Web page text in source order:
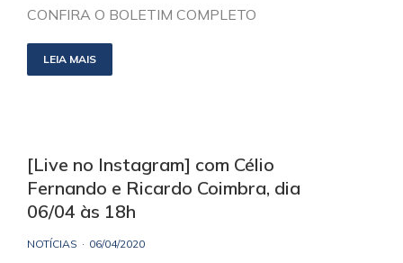
CONFIRA O BOLETIM COMPLETO
LEIA MAIS
[Live no Instagram] com Célio
Fernando e Ricardo Coimbra, dia
06/04 às 18h
NOTÍCIAS 06/04/2020